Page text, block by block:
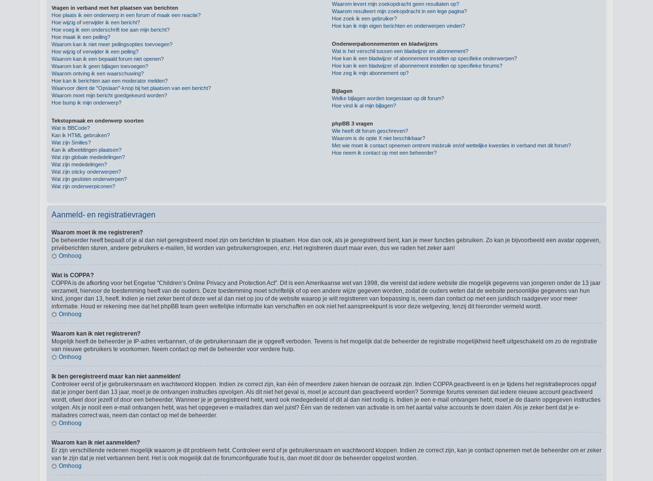
Vragen in verband met het plaatsen van berichten
Hoe plaats ik een onderwerp in een forum of maak een reactie?
Hoe wijzig of verwijder ik een bericht?
Hoe voeg ik een onderschrift toe aan mijn bericht?
Hoe maak ik een peiling?
Waarom kan ik niet meer peilingsopties toevoegen?
Hoe wijzig of verwijder ik een peiling?
Waarom kan ik een bepaald forum niet openen?
Waarom kan ik geen bijlagen toevoegen?
Waarom ontving ik een waarschuwing?
Hoe kan ik berichten aan een moderator melden?
Waarvoor dient de "Opslaan"-knop bij het plaatsen van een bericht?
Waarom moet mijn bericht goedgekeurd worden?
Hoe bump ik mijn onderwerp?
Tekstopmaak en onderwerp soorten
Wat is BBCode?
Kan ik HTML gebruiken?
Wat zijn Smilies?
Kan ik afbeeldingen plaatsen?
Wat zijn globale mededelingen?
Wat zijn mededelingen?
Wat zijn sticky onderwerpen?
Wat zijn gesloten onderwerpen?
Wat zijn onderwerpiconen?
Waarom levert mijn zoekopdracht geen resultaten op?
Waarom resulteert mijn zoekopdracht in een lege pagina?
Hoe zoek ik een gebruiker?
Hoe kan ik mijn eigen berichten en onderwerpen vinden?
Onderwerpabonnementen en bladwijzers
Wat is het verschil tussen een bladwijzer en abonnement?
Hoe kan ik een bladwijzer of abonnement instellen op specifieke onderwerpen?
Hoe kan ik een bladwijzer of abonnement instellen op specifieke forums?
Hoe zeg ik mijn abonnement op?
Bijlagen
Welke bijlagen worden toegestaan op dit forum?
Hoe vind ik al mijn bijlagen?
phpBB 3 vragen
Wie heeft dit forum geschreven?
Waarom is de optie X niet beschikbaar?
Met wie moet ik contact opnemen omtrent misbruik en/of wettelijke kwesties in verband met dit forum?
Hoe neem ik contact op met een beheerder?
Aanmeld- en registratievragen
Waarom moet ik me registreren?
De beheerder heeft bepaalt of je al dan niet geregistreerd moet zijn om berichten te plaatsen. Hoe dan ook, als je geregistreerd bent, kan je meer functies gebruiken. Zo kan je bijvoorbeeld een avatar opgeven,
privéberichten sturen, andere gebruikers e-mailen, lid worden van gebruikersgroepen, enz. Het registreren duurt maar even, dus we raden het zeker aan!
Omhoog
Wat is COPPA?
COPPA is de afkorting voor het Engelse "Children’s Online Privacy and Protection Act". Dit is een Amerikaanse wet van 1998, die vereist dat iedere website die mogelijk gegevens van jongeren onder de 13 jaar
verzamelt, hiervoor de toestemming heeft van de ouders. Deze toestemming moet schriftelijk of op een andere wijze gegeven worden, zodat de ouders weten dat de website persoonlijke gegevens van hun
kind, jonger dan 13, heeft. Indien je niet zeker bent of deze wet al dan niet op jou of de website waarop je wilt registreren van toepassing is, neem dan contact op met een juridisch raadgever voor meer
informatie. Houd er rekening mee dat het phpBB team geen wettelijke informatie kan verschaffen en ook niet het aanspreekpunt is voor deze wetgeving, tenzij dit hieronder vermeld wordt.
Omhoog
Waarom kan ik niet registreren?
Mogelijk heeft de beheerder je IP-adres verbannen, of de gebruikersnaam die je opgeeft verboden. Tevens is het mogelijk dat de beheerder de registratie mogelijkheid heeft uitgeschakeld om zo de registratie
van nieuwe gebruikers te voorkomen. Neem contact op met de beheerder voor verdere hulp.
Omhoog
Ik ben geregistreerd maar kan niet aanmelden!
Controleer eerst of je gebruikersnaam en wachtwoord kloppen. Indien ze correct zijn, kan één of meerdere zaken hiervan de oorzaak zijn. Indien COPPA geactiveerd is en je tijdens het registratieproces opgaf
dat je jonger bent dan 13 jaar, moet je de ontvangen instructies opvolgen. Als dit niet het geval is, moet je account dan geactiveerd worden? Sommige forums vereisen dat iedere nieuwe account geactiveerd
wordt, ofwel door jezelf of door een beheerder. Wanneer je je geregistreerd hebt, werd ook medegedeeld of dit al dan niet nodig is. Indien je een e-mail ontvangen hebt, moet je de daarin opgegeven instructies
volgen. Als je nooit een e-mail ontvangen hebt, was het opgegeven e-mailadres dan wel juist? Één van de redenen van activatie is om het aantal valse accounts te doen dalen. Als je zeker bent dat je e-
mailadres correct was, neem dan contact op met de beheerder.
Omhoog
Waarom kan ik niet aanmelden?
Er zijn verschillende redenen mogelijk waarom je dit probleem hebt. Controleer eerst of je gebruikersnaam en wachtwoord kloppen. Indien ze correct zijn, kan je contact opnemen met de beheerder om er zeker
van te zijn dat je niet verbannen bent. Het is ook mogelijk dat de forumconfiguratie fout is, dan moet dit door de beheerder opgelost worden.
Omhoog